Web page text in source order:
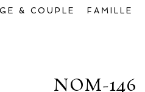
& COUPLE FAMILLE
NOM-146